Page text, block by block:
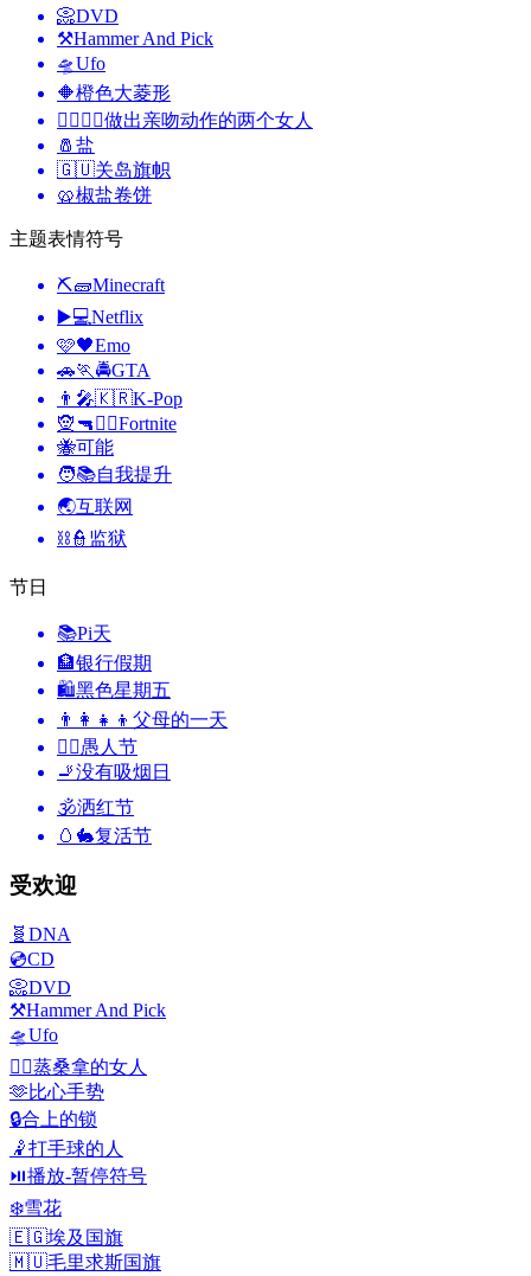
📀DVD
⚒️Hammer And Pick
🛸Ufo
🔶橙色大菱形
👩‍❤️‍💋‍👩做出亲吻动作的两个女人
🧂 盐
🇬🇺关岛旗帜
🥨椒盐卷饼
主题表情符号
⛏🧱Minecraft
▶️💻Netflix
🩷🖤Emo
🚗🏃🚔GTA
👨‍🎤🇰🇷K-Pop
🧝🔫🦹‍♂️Fortnite
🐝可能
🧑📚自我提升
🌏互联网
⛓️👮 监狱
节日
📚Pi天
🏦银行假期
🛍黑色星期五
👨‍👩‍👧‍👦 父母的一天
🙆‍♂️愚人节
🚬没有吸烟日
🕉洒红节
🥚🐇复活节
受欢迎
🧬 DNA
💿CD
📀DVD
⚒️Hammer And Pick
🛸Ufo
🧖‍♀️蒸桑拿的女人
🫶比心手势
🔒合上的锁
🤾打手球的人
⏯️播放-暂停符号
❄️雪花
🇪🇬埃及国旗
🇲🇺毛里求斯国旗